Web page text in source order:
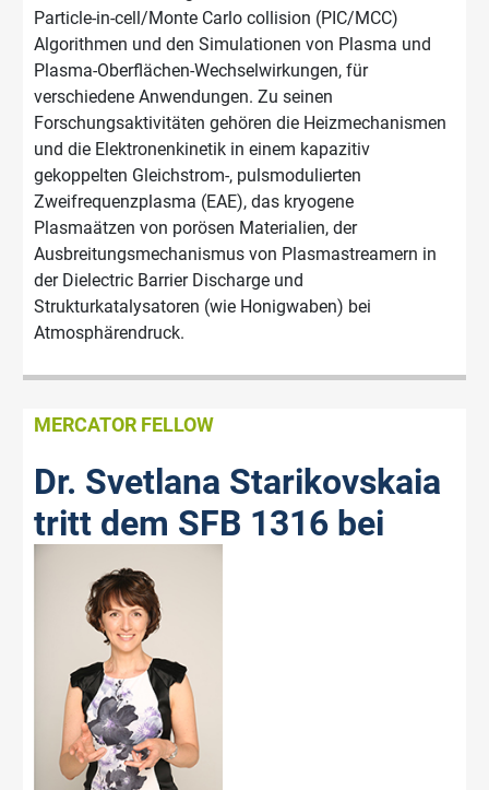
Particle-in-cell/Monte Carlo collision (PIC/MCC)
Algorithmen und den Simulationen von Plasma und
Plasma-Oberflächen-Wechselwirkungen, für
verschiedene Anwendungen. Zu seinen
Forschungsaktivitäten gehören die Heizmechanismen
und die Elektronenkinetik in einem kapazitiv
gekoppelten Gleichstrom-, pulsmodulierten
Zweifrequenzplasma (EAE), das kryogene
Plasmaätzen von porösen Materialien, der
Ausbreitungsmechanismus von Plasmastreamern in
der Dielectric Barrier Discharge und
Strukturkatalysatoren (wie Honigwaben) bei
Atmosphärendruck.
MERCATOR FELLOW
Dr. Svetlana Starikovskaia
tritt dem SFB 1316 bei